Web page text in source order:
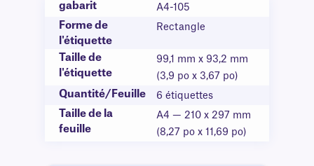
gabarit A4-105
Forme de
l'étiquette
Rectangle
Taille de
l'étiquette
99,1 mm x 93,2 mm
(3,9 po x 3,67 po)
Quantité/Feuille 6 étiquettes
Taille de la
feuille
A4 — 210 x 297 mm
(8,27 po x 11,69 po)